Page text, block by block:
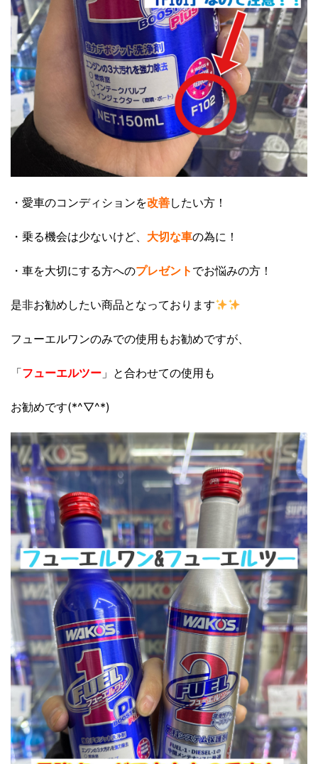
・愛車のコンディションを改善したい方！
・乗る機会は少ないけど、 大切な車の為に！
・車を大切にする方へのプレゼント でお悩みの方！
是非お勧めしたい商品となっております
フューエルワンのみでの使用もお勧めですが、
「フューエルツー 」と合わせての使用も
お勧めです(*^▽^*)